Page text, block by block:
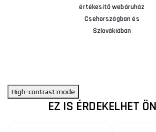
értékesítő webáruház
Csehországban és
Szlovákiában
High-contrast mode
EZ IS ÉRDEKELHET